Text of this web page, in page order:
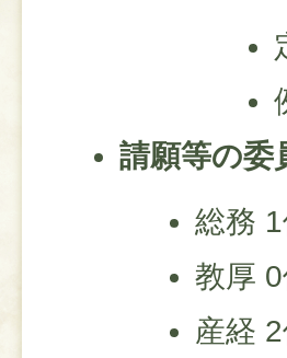
請願等の委
総務
教厚
産経